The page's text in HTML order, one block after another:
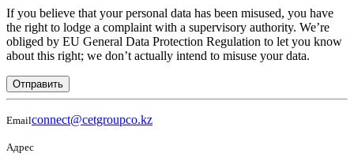
If you believe that your personal data has been misused, you have
the right to lodge a complaint with a supervisory authority. We’re
obliged by EU General Data Protection Regulation to let you know
about this right; we don’t actually intend to misuse your data.
Отправить
Emailconnect@cetgroupco.kz
Адрес